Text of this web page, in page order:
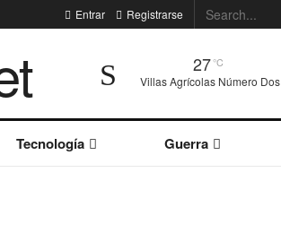
Entrar Registrarse
27°C
Villas Agrícolas Número Dos
Tecnología Guerra